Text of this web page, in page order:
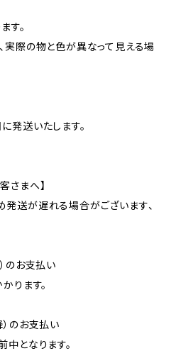
す。
実際の物と色が異なって見える場
発送いたします。
さまへ】
送が遅れる場合がございます、
のお支払い
ります。
のお支払い
中となります。